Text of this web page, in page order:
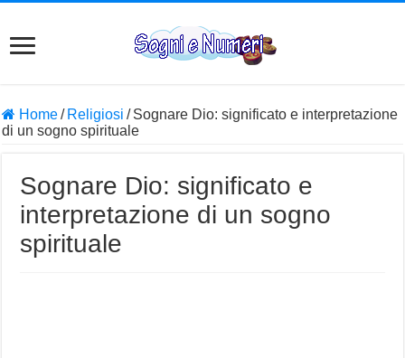
Home/ Religiosi / Sognare Dio: significato e interpretazione
di un sogno spirituale
Sognare Dio: significato e
interpretazione di un sogno
spirituale